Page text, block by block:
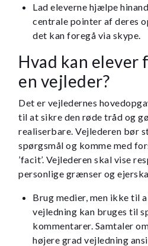
Lad eleverne hjælpe
centrale pointer af deres
det kan foregå via skype.
Hvad kan elever
en vejleder?
Det er vejledernes
til at sikre den røde tråd og
realiserbare. Vejlederen bør
spørgsmål og komme med
’facit’. Vejlederen skal vise
personlige grænser og
Brug medier, men ikke til
vejledning kan bruges til
kommentarer. Samtaler
højere grad vejledning